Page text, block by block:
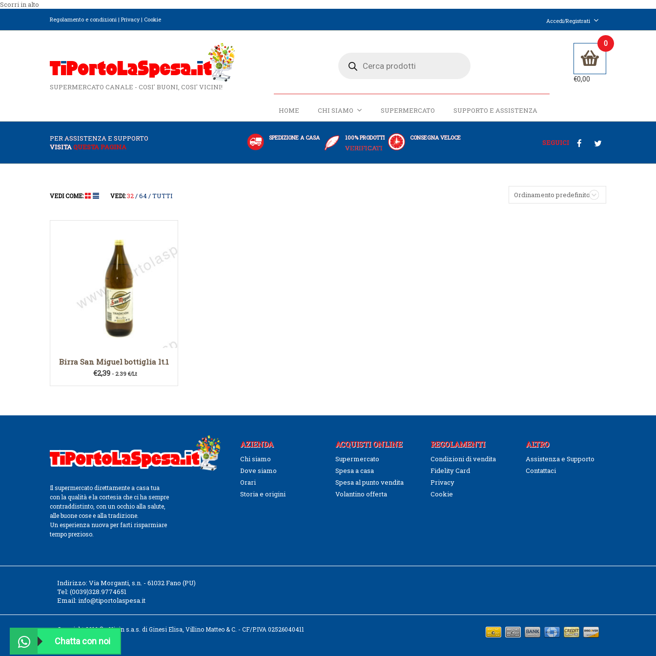
Scorri in alto
Regolamento e condizioni | Privacy| Cookie Accedi/Registrati
SUPERMERCATO CANALE - COSI' BUONI, COSI' VICINI!
HOME CHI SIAMO SUPERMERCATO SUPPORTO E ASSISTENZA
0
€0,00
PER ASSISTENZA E SUPPORTO
VISITAQUESTA PAGINA
SPEDIZIONE A CASA 100% PRODOTTI
VERIFICATI
CONSEGNA VELOCE
SEGUICI
Ordinamento predefinito
VEDI COME: VEDI:32 64 TUTTI
Birra San Miguel bottiglia lt.1
€2,39- 2.39 €/Lt
Il supermercato direttamente a casa tua
con la qualità e la cortesia che ci ha sempre
contraddistinto, con un occhio alla salute,
alle buone cose e alla tradizione.
Un esperienza nuova per farti risparmiare
tempo prezioso.
AZIENDA
Chi siamo
Dove siamo
Orari
Storia e origini
ACQUISTI ONLINE
Supermercato
Spesa a casa
Spesa al punto vendita
Volantino offerta
REGOLAMENTI
Condizioni di vendita
Fidelity Card
Privacy
Cookie
ALTRO
Assistenza e Supporto
Contattaci
Indirizzo: Via Morganti, s.n. - 61032 Fano (PU)
Tel: (0039)328.9774651
Email: info@tiportolaspesa.it
Copyright 2016 © - Vigin s.a.s. di Ginesi Elisa, Villino Matteo & C. - CF/P.IVA 02526040411
Chatta con noi